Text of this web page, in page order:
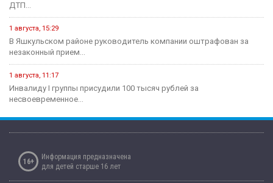
ДТП...
1 августа, 15:29
В Яшкульском районе руководитель компании оштрафован за
незаконный прием...
1 августа, 11:17
Инвалиду I группы присудили 100 тысяч рублей за
несвоевременное...
16+
Информация предназначена
для детей старше 16 лет